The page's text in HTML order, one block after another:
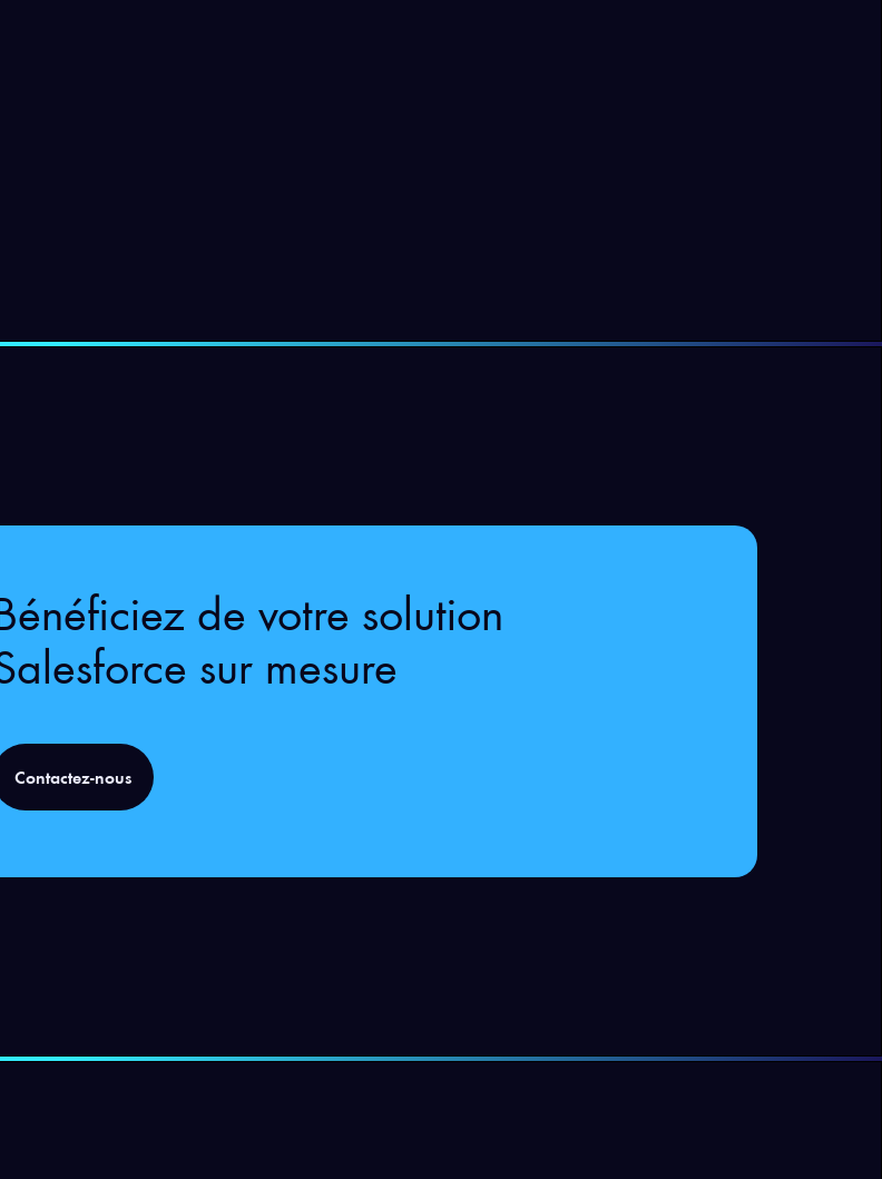
de votre solution
sur mesure
Contactez-nous